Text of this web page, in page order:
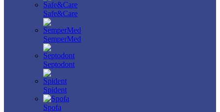
Safe&Care
SemperMed
Septodont
Spident
Spofa